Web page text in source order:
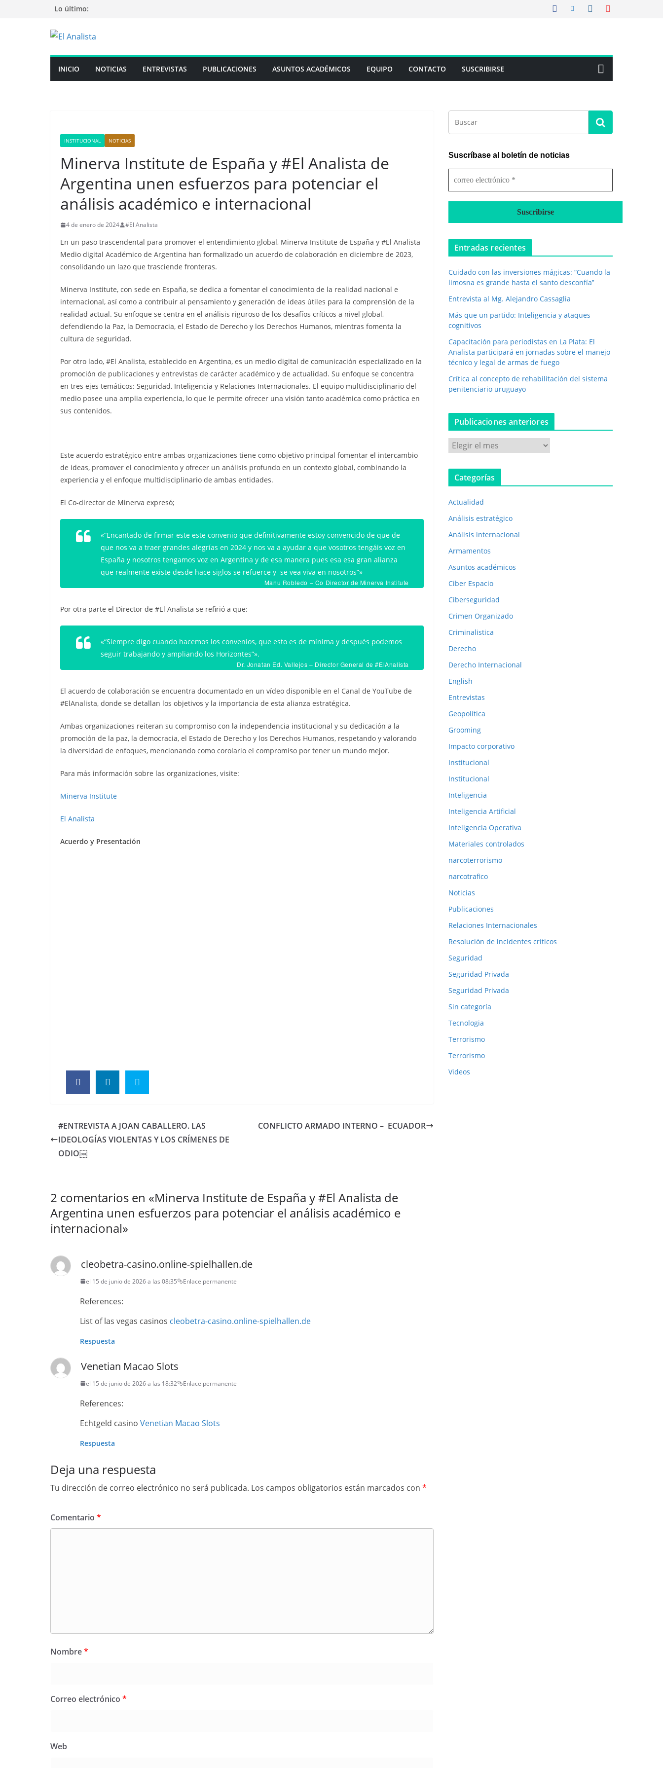
Lo último:
INICIO NOTICIAS ENTREVISTAS PUBLICACIONES ASUNTOS ACADÉMICOS EQUIPO CONTACTO SUSCRIBIRSE
INSTITUCIONAL NOTICIAS
Minerva Institute de España y #El Analista de
Argentina unen esfuerzos para potenciar el
análisis académico e internacional
4 de enero de 2024 #El Analista
En un paso trascendental para promover el entendimiento global, Minerva Institute de España y #El Analista
Medio digital Académico de Argentina han formalizado un acuerdo de colaboración en diciembre de 2023,
consolidando un lazo que trasciende fronteras.
Minerva Institute, con sede en España, se dedica a fomentar el conocimiento de la realidad nacional e
internacional, así como a contribuir al pensamiento y generación de ideas útiles para la comprensión de la
realidad actual. Su enfoque se centra en el análisis riguroso de los desafíos críticos a nivel global,
defendiendo la Paz, la Democracia, el Estado de Derecho y los Derechos Humanos, mientras fomenta la
cultura de seguridad.
Por otro lado, #El Analista, establecido en Argentina, es un medio digital de comunicación especializado en la
promoción de publicaciones y entrevistas de carácter académico y de actualidad. Su enfoque se concentra
en tres ejes temáticos: Seguridad, Inteligencia y Relaciones Internacionales. El equipo multidisciplinario del
medio posee una amplia experiencia, lo que le permite ofrecer una visión tanto académica como práctica en
sus contenidos.
Este acuerdo estratégico entre ambas organizaciones tiene como objetivo principal fomentar el intercambio
de ideas, promover el conocimiento y ofrecer un análisis profundo en un contexto global, combinando la
experiencia y el enfoque multidisciplinario de ambas entidades.
El Co-director de Minerva expresó;
«“Encantado de firmar este este convenio que definitivamente estoy convencido de que de
que nos va a traer grandes alegrías en 2024 y nos va a ayudar a que vosotros tengáis voz en
España y nosotros tengamos voz en Argentina y de esa manera pues esa esa gran alianza
que realmente existe desde hace siglos se refuerce y se vea viva en nosotros”»
Manu Robledo – Co Director de Minerva Institute
Por otra parte el Director de #El Analista se refirió a que:
«“Siempre digo cuando hacemos los convenios, que esto es de mínima y después podemos
seguir trabajando y ampliando los Horizontes”».
Dr. Jonatan Ed. Vallejos – Director General de #ElAnalista
El acuerdo de colaboración se encuentra documentado en un vídeo disponible en el Canal de YouTube de
#ElAnalista, donde se detallan los objetivos y la importancia de esta alianza estratégica.
Ambas organizaciones reiteran su compromiso con la independencia institucional y su dedicación a la
promoción de la paz, la democracia, el Estado de Derecho y los Derechos Humanos, respetando y valorando
la diversidad de enfoques, mencionando como corolario el compromiso por tener un mundo mejor.
Para más información sobre las organizaciones, visite:
Minerva Institute
El Analista
Acuerdo y Presentación
#ENTREVISTA A JOAN CABALLERO. LAS
IDEOLOGÍAS VIOLENTAS Y LOS CRÍMENES DE
ODIO￼
CONFLICTO ARMADO INTERNO – ECUADOR
2 comentarios en «Minerva Institute de España y #El Analista de
Argentina unen esfuerzos para potenciar el análisis académico e
internacional»
cleobetra-casino.online-spielhallen.de
el 15 de junio de 2026 a las 08:35 Enlace permanente
References:
List of las vegas casinos cleobetra-casino.online-spielhallen.de
Respuesta
Venetian Macao Slots
el 15 de junio de 2026 a las 18:32 Enlace permanente
References:
Echtgeld casino Venetian Macao Slots
Respuesta
Deja una respuesta
Tu dirección de correo electrónico no será publicada. Los campos obligatorios están marcados con *
Comentario *
Nombre*
Correo electrónico *
Web
Suscríbase al boletín de noticias
r
r
e
o
l
t
r
n
i
*
Entradas recientes
Cuidado con las inversiones mágicas: “Cuando la
limosna es grande hasta el santo desconfía’’
Entrevista al Mg. Alejandro Cassaglia
Más que un partido: Inteligencia y ataques
cognitivos
Capacitación para periodistas en La Plata: El
Analista participará en jornadas sobre el manejo
técnico y legal de armas de fuego
Crítica al concepto de rehabilitación del sistema
penitenciario uruguayo
Publicaciones anteriores
u
b
c
a
c
o
n
e
a
n
t
r
i
o
e
s
Categorías
Actualidad
Análisis estratégico
Análisis internacional
Armamentos
Asuntos académicos
Ciber Espacio
Ciberseguridad
Crimen Organizado
Criminalistica
Derecho
Derecho Internacional
English
Entrevistas
Geopolítica
Grooming
Impacto corporativo
Institucional
Institucional
Inteligencia
Inteligencia Artificial
Inteligencia Operativa
Materiales controlados
narcoterrorismo
narcotrafico
Noticias
Publicaciones
Relaciones Internacionales
Resolución de incidentes críticos
Seguridad
Seguridad Privada
Seguridad Privada
Sin categoría
Tecnologia
Terrorismo
Terrorismo
Videos